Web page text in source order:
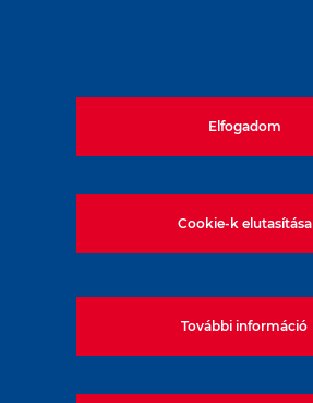
Kivitelező megbízó:
Elfogadom
Cookie-k elutasítása
További információ